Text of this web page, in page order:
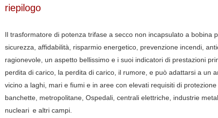
riepilogo
Il trasformatore di potenza trifase a secco non incapsulato a
sicurezza, affidabilità, risparmio energetico, prevenzione incendi,
ragionevole, un aspetto bellissimo e i suoi indicatori di prestazioni
perdita di carico, la perdita di carico, il rumore, e può adattarsi a un
vicino a laghi, mari e fiumi e in aree con elevati requisiti di
banchette, metropolitane, Ospedali, centrali elettriche, industrie
nucleari e altri campi.